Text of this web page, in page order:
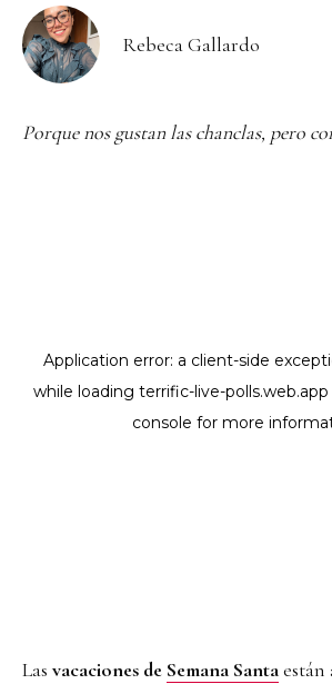
Rebeca Gallardo
Porque nos gustan las chanclas, pero
Las vacaciones de Semana Santaestán